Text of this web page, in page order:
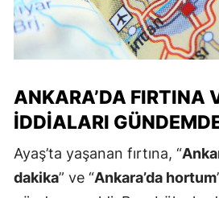
ANKARA’DA FIRTINA
İDDIALARI
Ayaş’ta yaşanan fırtına, “
dakika” ve “Ankara’da hortum